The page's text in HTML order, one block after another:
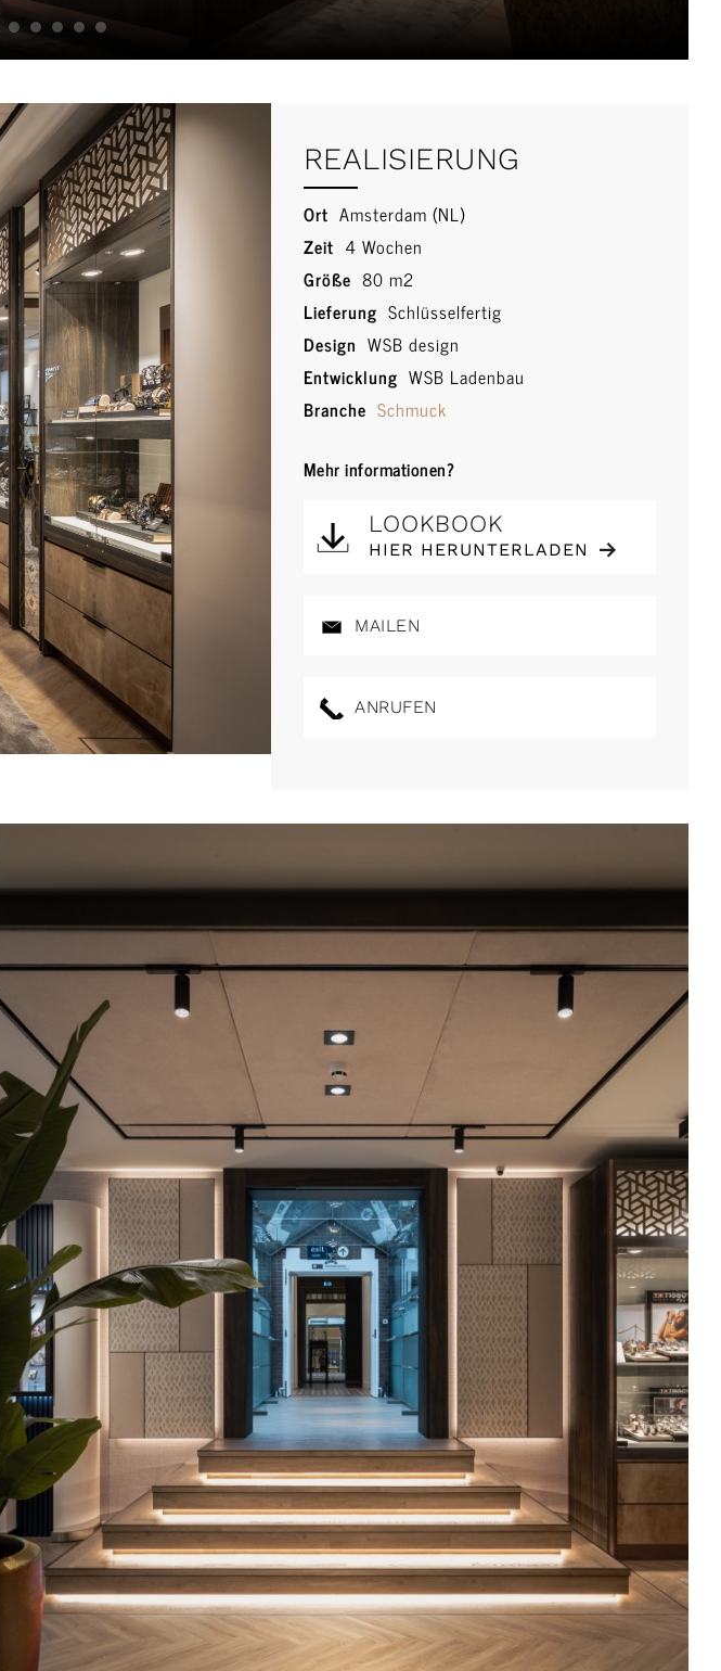
REALISIERUNG
Ort Amsterdam (NL)
Zeit 4 Wochen
Größe 80 m2
Lieferung Schlüsselfertig
Design WSB design
Entwicklung WSB Ladenbau
Branche Schmuck
Mehr informationen?
LOOKBOOK
HIER HERUNTERLADEN
MAILEN
ANRUFEN